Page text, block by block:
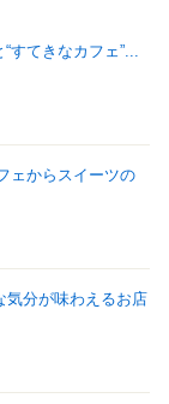
すてきなカフェ”...
ェからスイーツの
気分が味わえるお店